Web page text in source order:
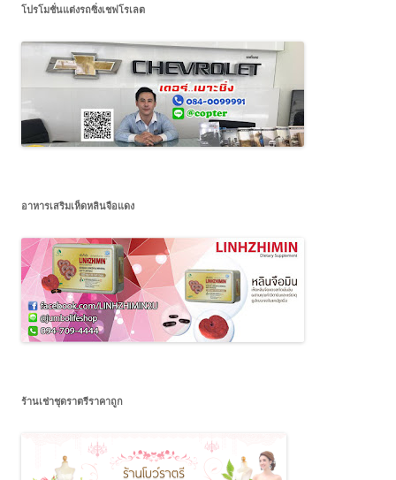
โปรโมชั่นแต่งรถซิ่งเชฟโรเลต
อาหารเสริมเห็ดหลินจือแดง
ร้านเช่าชุดราตรีราคาถูก